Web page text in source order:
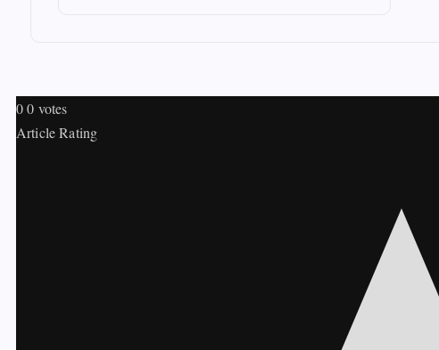
0 0 votes
Article Rating